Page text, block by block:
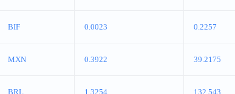
BIF 0.0023 0.2257
MXN 0.3922 39.2175
BRL 1.3254 132.543